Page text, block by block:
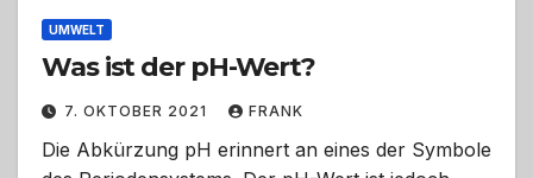
UMWELT
Was ist der pH-Wert?
7. OKTOBER 2021 FRANK
Die Abkürzung pH erinnert an eines der Symbole